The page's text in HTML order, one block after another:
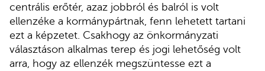
centrális erőtér, azaz jobbról és balról is volt
ellenzéke a kormánypártnak, fenn lehetett tartani
ezt a képzetet. Csakhogy az önkormányzati
választáson alkalmas terep és jogi lehetőség volt
arra, hogy az ellenzék megszüntesse ezt a